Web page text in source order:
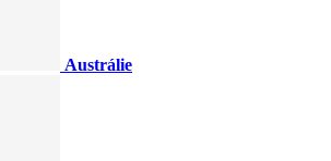
Austrálie